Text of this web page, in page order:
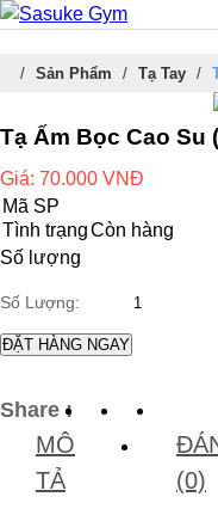
/ Sản Phẩm / Tạ Tay /
Tạ Ấm Bọc Cao Su
Giá: 70.000 VNĐ
Mã SP
Tình trạngCòn hàng
Số lượng
Số Lượng:
ĐẶT HÀNG NGAY
Share :
MÔ
TẢ
(0)